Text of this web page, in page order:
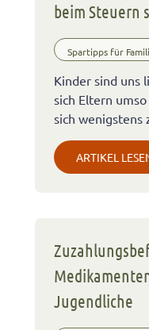
beim Steuern
Spartipps für
Kinder sind uns
sich Eltern
sich
ARTIKEL
Jugendliche